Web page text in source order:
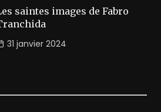
saintes images de Fabro
31 janvier 2024